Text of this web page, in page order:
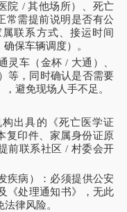
院 / 其他场所）、死亡
常需提前说明是否有公
联系方式、接运时间
保车辆调度）。
灵车（金杯 / 大通）、
等，同时确认是否需要
避免现场人手不足。
出具的《死亡医学证
复印件、家属身份证原
前联系社区 / 村委会开
疾病）：必须提供公安
《处理通知书》，无此
律风险。